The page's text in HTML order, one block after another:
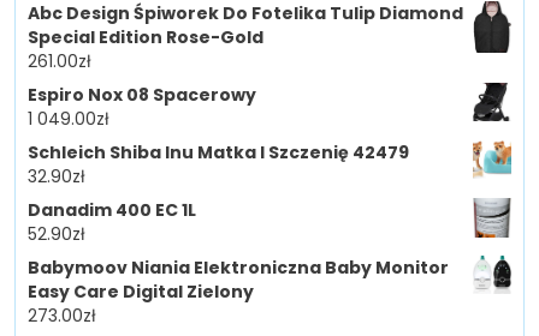
Abc Design Śpiworek Do Fotelika Tulip Diamond
Special Edition Rose-Gold
261.00zł
Espiro Nox 08 Spacerowy
1 049.00zł
Schleich Shiba Inu Matka I Szczenię 42479
32.90zł
Danadim 400 EC 1L
52.90zł
Babymoov Niania Elektroniczna Baby Monitor
Easy Care Digital Zielony
273.00zł